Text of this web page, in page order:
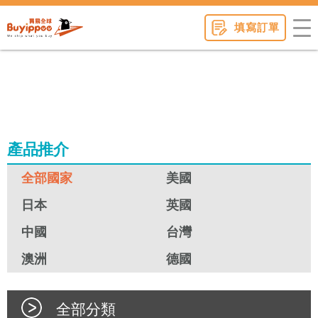
填寫訂單
產品推介
全部國家
美國
日本
英國
中國
台灣
澳洲
德國
全部分類